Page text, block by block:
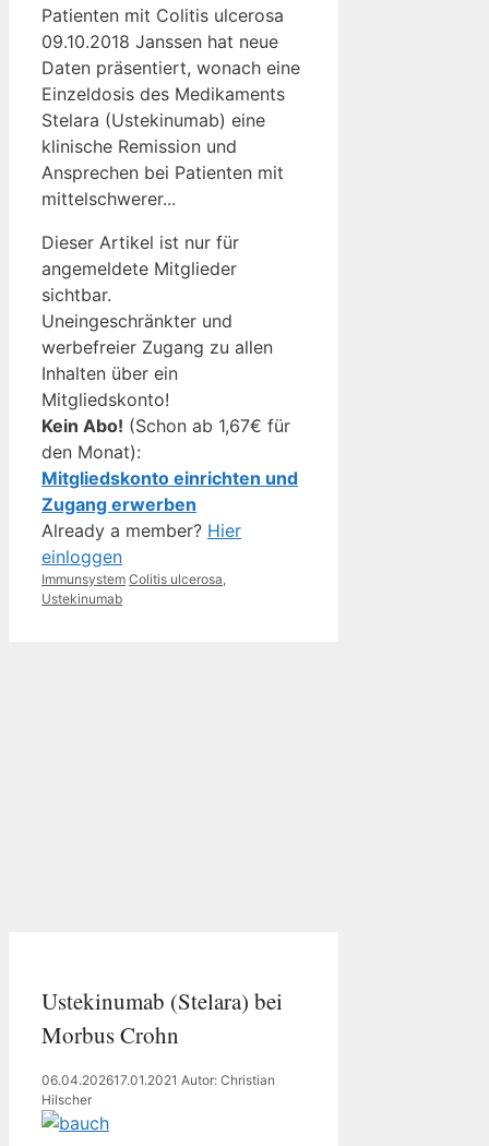
Patienten mit Colitis ulcerosa
09.10.2018 Janssen hat neue
Daten präsentiert, wonach eine
Einzeldosis des Medikaments
Stelara (Ustekinumab) eine
klinische Remission und
Ansprechen bei Patienten mit
mittelschwerer...
Dieser Artikel ist nur für
angemeldete Mitglieder
sichtbar.
Uneingeschränkter und
werbefreier Zugang zu allen
Inhalten über ein
Mitgliedskonto!
Kein Abo! (Schon ab 1,67€ für
den Monat):
Mitgliedskonto einrichten und
Zugang erwerben
Already a member? Hier
einloggen
Kategorien
Immunsystem Schlagwörter
Colitis ulcerosa,
Ustekinumab
Ustekinumab (Stelara) bei
Morbus Crohn
06.04.202617.01.2021 Autor: Christian
Hilscher